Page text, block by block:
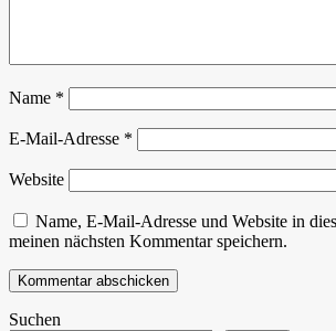
Name *
E-Mail-Adresse *
Website
Name, E-Mail-Adresse und Website in
meinen nächsten Kommentar speichern.
Suchen